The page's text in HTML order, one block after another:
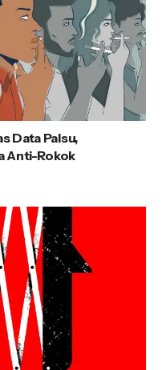
Data Palsu,
Anti-Rokok